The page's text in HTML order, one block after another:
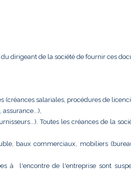
dirigeant de la société de fournir ces
(créances salariales, procédures de
Toutes les créances de la
baux commerciaux, mobiliers
à l'encontre de l'entreprise sont